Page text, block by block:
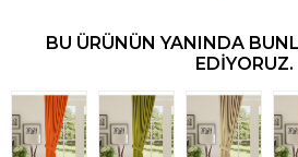
BU ÜRÜNÜN YANINDA
EDIYORUZ.